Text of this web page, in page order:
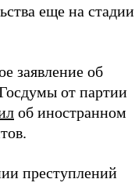
еще на стадии
заявление об
от партии
об иностранном
преступлений